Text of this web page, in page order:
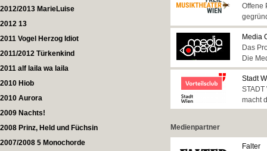
2012/2013 MarieLuise
2012 13
2011 Vogel Herzog Idiot
2011/2012 Türkenkind
2011 alf laila wa laila
2010 Hiob
2010 Aurora
2009 Nachts!
2008 Prinz, Held und Füchsin
2007/2008 5 Monochorde
Offene
Media
Das
Die
Stadt
macht
Medienpartner
Falter